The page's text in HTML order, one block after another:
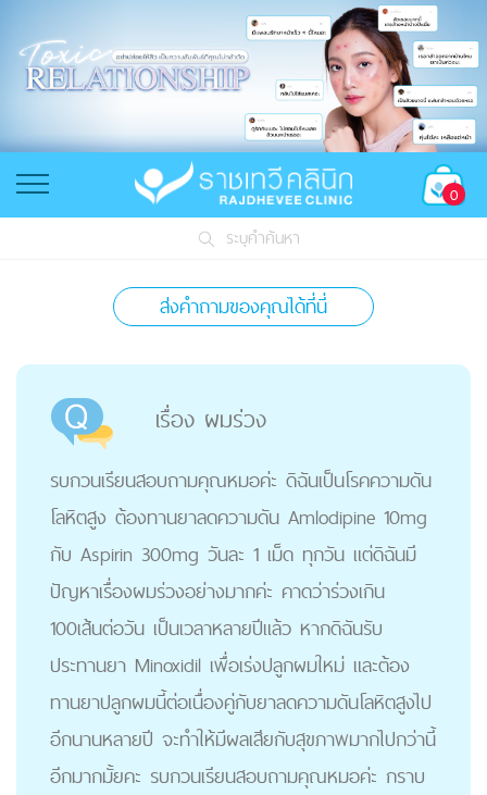
0
ระบุคำค้นหา
ส่งคำถามของคุณได้ที่นี่
เรื่อง ผมร่วง
รบกวนเรียนสอบถามคุณหมอค่ะ ดิฉันเป็นโรคความดัน
โลหิตสูง ต้องทานยาลดความดัน Amlodipine 10mg
กับ Aspirin 300mg วันละ 1 เม็ด ทุกวัน แต่ดิฉันมี
ปัญหาเรื่องผมร่วงอย่างมากค่ะ คาดว่าร่วงเกิน
100เส้นต่อวัน เป็นเวลาหลายปีแล้ว หากดิฉันรับ
ประทานยา Minoxidil เพื่อเร่งปลูกผมใหม่ และต้อง
ทานยาปลูกผมนี้ต่อเนื่องคู่กับยาลดความดันโลหิตสูงไป
อีกนานหลายปี จะทำให้มีผลเสียกับสุขภาพมากไปกว่านี้
อีกมากมั้ยคะ รบกวนเรียนสอบถามคุณหมอค่ะ กราบ